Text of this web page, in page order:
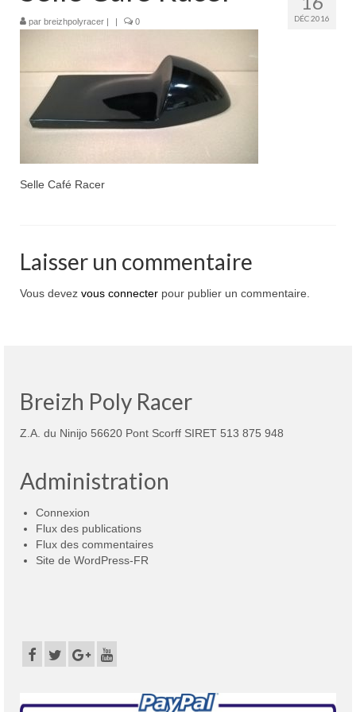
Boutique
Mon compte
Mon panier
Nous contacter
DÉC 2016
par breizhpolyracer 0
Selle Café Racer
Laisser un commentaire
Vous devez vous connecter pour publier un commentaire.
Breizh Poly Racer
Z.A. du Ninijo 56620 Pont Scorff SIRET 513 875 948
Administration
Connexion
Flux des publications
Flux des commentaires
Site de WordPress-FR